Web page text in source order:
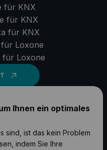
für KNX
für KNX
für KNX
Loxone
für Loxone
Ihnen ein optimales
sind, ist das kein Problem
indem Sie Ihre